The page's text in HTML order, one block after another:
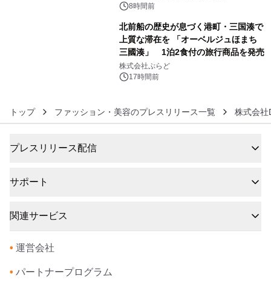
8時間前
北前船の歴史が息づく港町・三国湊で
上質な滞在を 「オーベルジュほまち
三國湊」 1泊2食付の旅行商品を発売
株式会社ぷらど
17時間前
トップ ファッション・美容のプレスリリース一覧 株式会社
プレスリリース配信
サポート
関連サービス
• 運営会社
• パートナープログラム